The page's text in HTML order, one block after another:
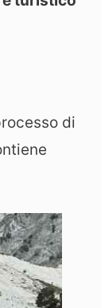
di